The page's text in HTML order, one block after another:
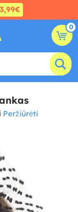
3,99€
0
Peržiūrėti